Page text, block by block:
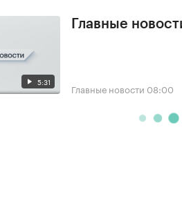
5:31
Главные
Главные новости 08:00